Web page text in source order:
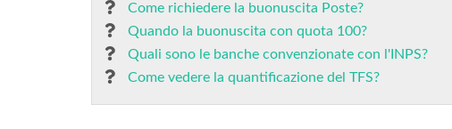
Come richiedere la buonuscita Poste?
Quando la buonuscita con quota 100?
Quali sono le banche convenzionate con l'INPS?
Come vedere la quantificazione del TFS?